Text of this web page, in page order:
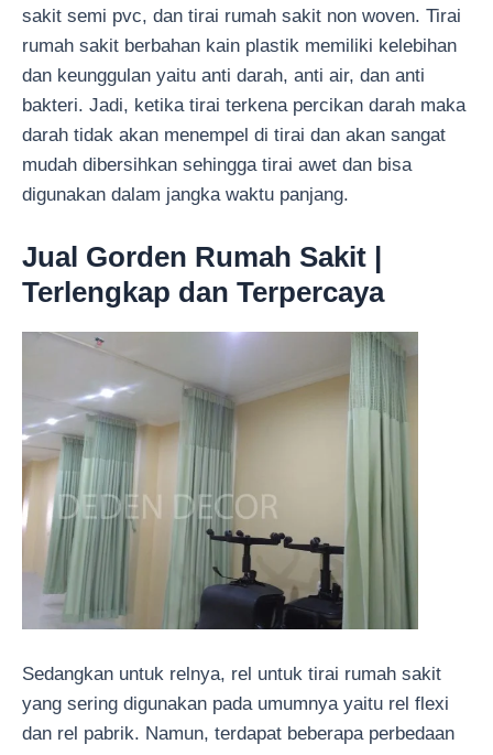
sakit semi pvc, dan tirai rumah sakit non woven. Tirai
rumah sakit berbahan kain plastik memiliki kelebihan
dan keunggulan yaitu anti darah, anti air, dan anti
bakteri. Jadi, ketika tirai terkena percikan darah maka
darah tidak akan menempel di tirai dan akan sangat
mudah dibersihkan sehingga tirai awet dan bisa
digunakan dalam jangka waktu panjang.
Jual Gorden Rumah Sakit |
Terlengkap dan Terpercaya
Sedangkan untuk relnya, rel untuk tirai rumah sakit
yang sering digunakan pada umumnya yaitu rel flexi
dan rel pabrik. Namun, terdapat beberapa perbedaan